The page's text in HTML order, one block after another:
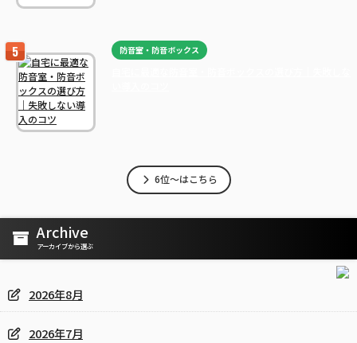
防音室・防音ボックス
6位～はこちら
Archive
アーカイブから選ぶ
2026年8月
2026年7月